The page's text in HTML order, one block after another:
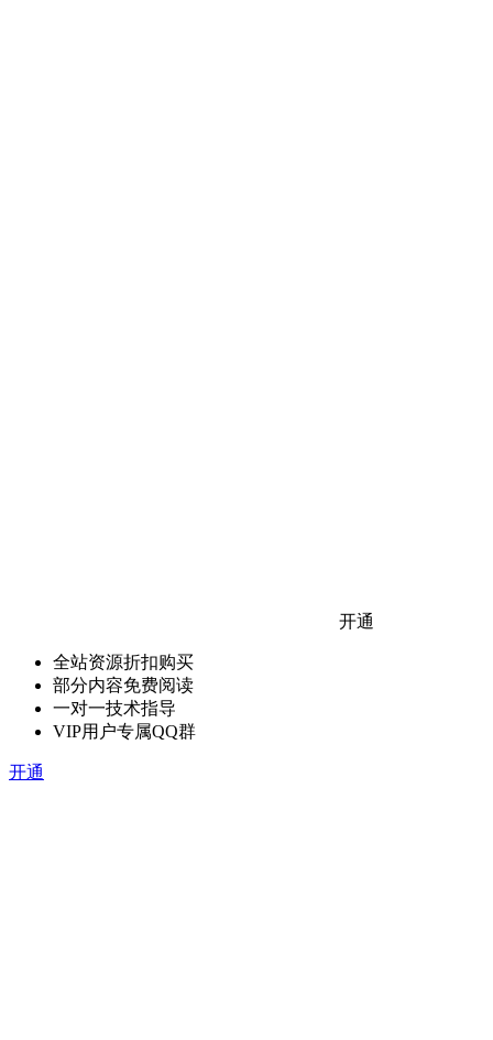
开通
全站资源折扣购买
部分内容免费阅读
一对一技术指导
VIP用户专属QQ群
开通